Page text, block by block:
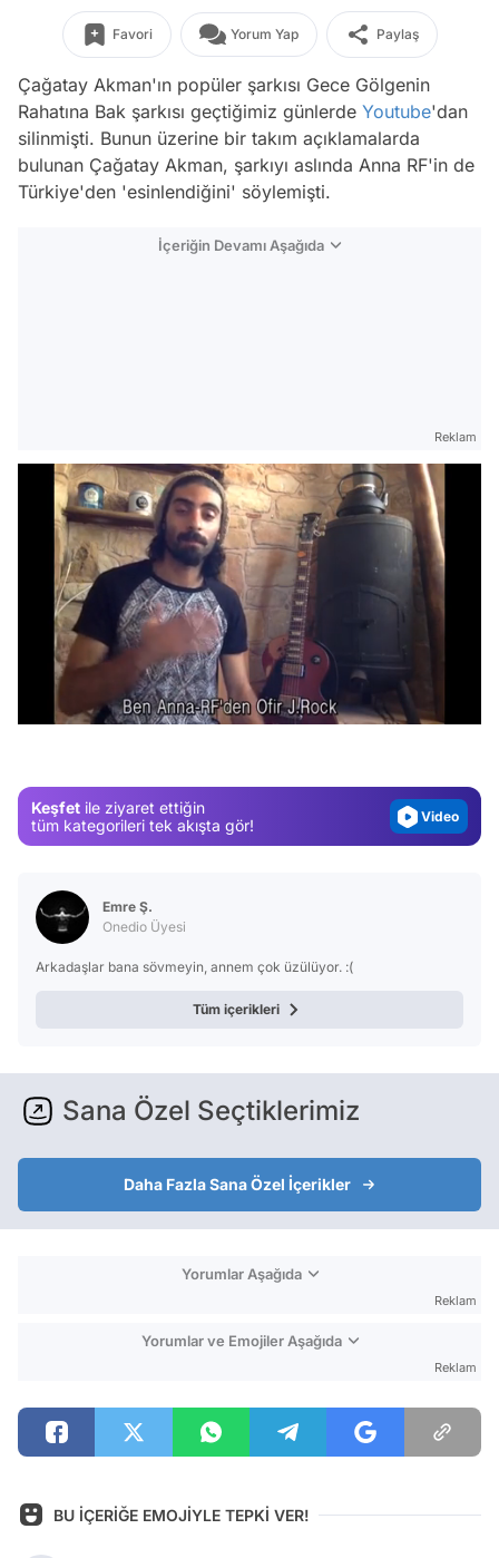
Favori Yorum Yap Paylaş
Çağatay Akman'ın popüler şarkısı Gece Gölgenin
Rahatına Bak şarkısı geçtiğimiz günlerde Youtube'dan
silinmişti. Bunun üzerine bir takım açıklamalarda
bulunan Çağatay Akman, şarkıyı aslında Anna RF'in de
Türkiye'den 'esinlendiğini' söylemişti.
İçeriğin Devamı Aşağıda
Reklam
Keşfet ile ziyaret ettiğin
tüm kategorileri tek akışta gör!
Video
Emre Ş.
Onedio Üyesi
Arkadaşlar bana sövmeyin, annem çok üzülüyor. :(
Tüm içerikleri
Sana Özel Seçtiklerimiz
Daha Fazla Sana Özel İçerikler
Yorumlar Aşağıda
Reklam
Yorumlar ve Emojiler Aşağıda
Reklam
BU İÇERİĞE EMOJİYLE TEPKİ VER!